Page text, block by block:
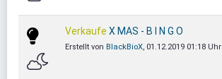
Verkaufe X MAS - B I N G O
Erstellt von BlackBioX , 01.12.2019 01:18 Uhr